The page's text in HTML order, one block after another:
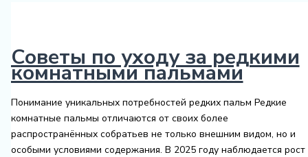
Советы по уходу за редкими
комнатными пальмами
Понимание уникальных потребностей редких пальм Редкие
комнатные пальмы отличаются от своих более
распространённых собратьев не только внешним видом, но и
особыми условиями содержания. В 2025 году наблюдается рост